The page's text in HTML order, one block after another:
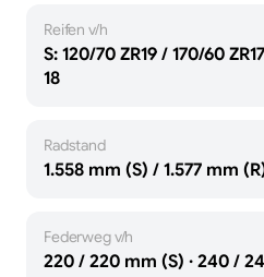
Reifen v/h
S: 120/70 ZR19 / 170/60
18
Radstand
1.558 mm (S) / 1.577 mm
Federweg v/h
220 / 220 mm (S) · 240 /